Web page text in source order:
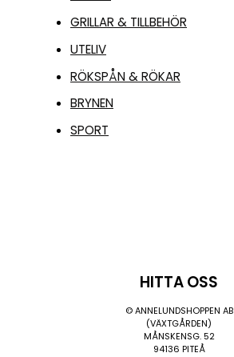
GRILLAR & TILLBEHÖR
UTELIV
RÖKSPÅN & RÖKAR
BRYNEN
SPORT
HITTA OSS
© ANNELUNDSHOPPEN AB
(VÄXTGÅRDEN)
MÅNSKENSG. 52
94136 PITEÅ